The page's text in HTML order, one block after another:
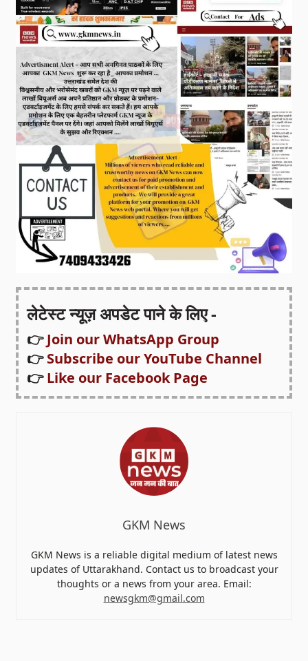
लेटेस्ट न्यूज़ अपडेट पाने के लिए -
👉Join our WhatsApp Group
👉Subscribe our YouTube Channel
👉Like our Facebook Page
GKM News
GKM News is a reliable digital medium of latest news
updates of Uttarakhand. Contact us to broadcast your
thoughts or a news from your area. Email:
newsgkm@gmail.com